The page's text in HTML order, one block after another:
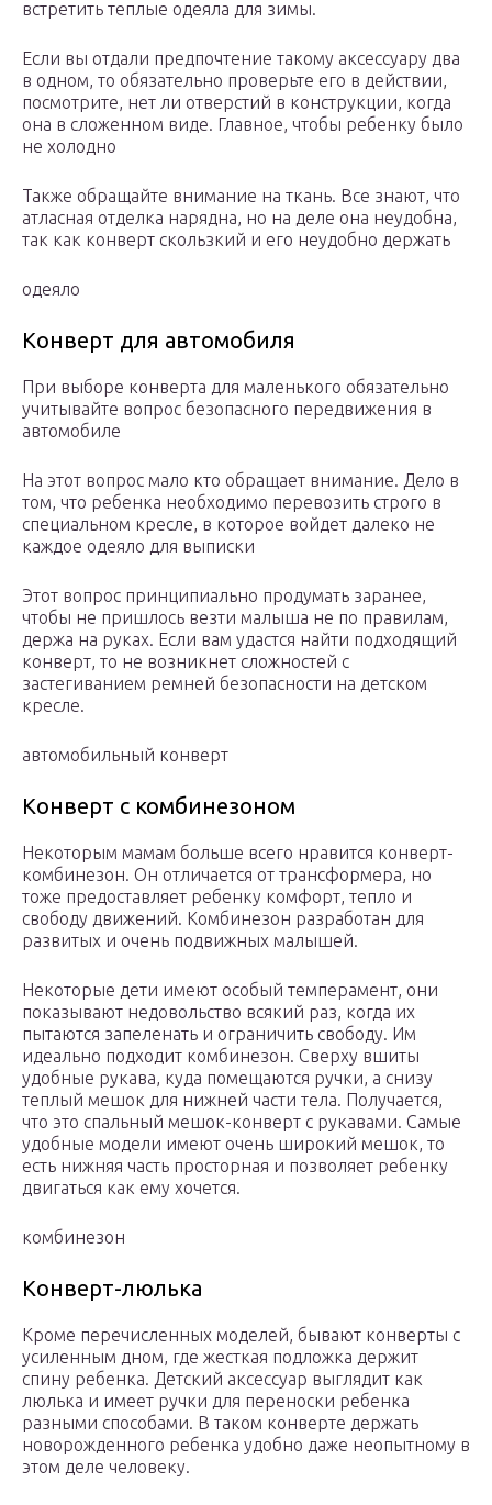
встретить теплые одеяла для зимы.
Если вы отдали предпочтение такому аксессуару два
в одном, то обязательно проверьте его в действии,
посмотрите, нет ли отверстий в конструкции, когда
она в сложенном виде. Главное, чтобы ребенку было
не холодно
Также обращайте внимание на ткань. Все знают, что
атласная отделка нарядна, но на деле она неудобна,
так как конверт скользкий и его неудобно держать
одеяло
Конверт для автомобиля
При выборе конверта для маленького обязательно
учитывайте вопрос безопасного передвижения в
автомобиле
На этот вопрос мало кто обращает внимание. Дело в
том, что ребенка необходимо перевозить строго в
специальном кресле, в которое войдет далеко не
каждое одеяло для выписки
Этот вопрос принципиально продумать заранее,
чтобы не пришлось везти малыша не по правилам,
держа на руках. Если вам удастся найти подходящий
конверт, то не возникнет сложностей с
застегиванием ремней безопасности на детском
кресле.
автомобильный конверт
Конверт с комбинезоном
Некоторым мамам больше всего нравится конверт-
комбинезон. Он отличается от трансформера, но
тоже предоставляет ребенку комфорт, тепло и
свободу движений. Комбинезон разработан для
развитых и очень подвижных малышей.
Некоторые дети имеют особый темперамент, они
показывают недовольство всякий раз, когда их
пытаются запеленать и ограничить свободу. Им
идеально подходит комбинезон. Сверху вшиты
удобные рукава, куда помещаются ручки, а снизу
теплый мешок для нижней части тела. Получается,
что это спальный мешок-конверт с рукавами. Самые
удобные модели имеют очень широкий мешок, то
есть нижняя часть просторная и позволяет ребенку
двигаться как ему хочется.
комбинезон
Конверт-люлька
Кроме перечисленных моделей, бывают конверты с
усиленным дном, где жесткая подложка держит
спину ребенка. Детский аксессуар выглядит как
люлька и имеет ручки для переноски ребенка
разными способами. В таком конверте держать
новорожденного ребенка удобно даже неопытному в
этом деле человеку.